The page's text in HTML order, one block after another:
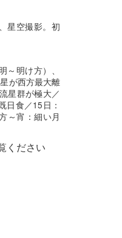
星空撮影。初
明け方）、
が西方最大離
星群が極大／
日食／15日：
～宵：細い月
ください